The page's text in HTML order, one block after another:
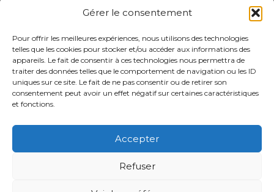
Gérer le consentement
Pour offrir les meilleures expériences, nous utilisons des technologies
telles que les cookies pour stocker et/ou accéder aux informations des
appareils. Le fait de consentir à ces technologies nous permettra de
traiter des données telles que le comportement de navigation ou les ID
uniques sur ce site. Le fait de ne pas consentir ou de retirer son
consentement peut avoir un effet négatif sur certaines caractéristiques
et fonctions.
Accepter
Refuser